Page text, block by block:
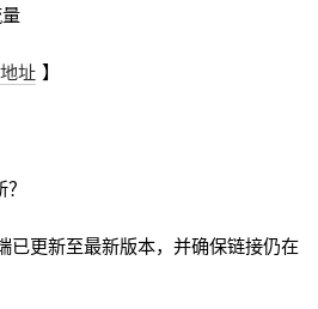
址 】
已更新至最新版本，并确保链接仍在